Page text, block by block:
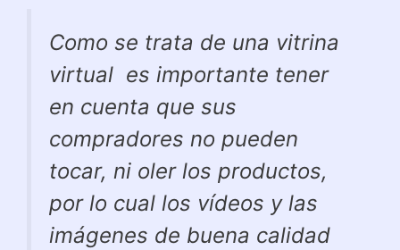
Como se trata de una vitrina
virtual es importante tener
en cuenta que sus
compradores no pueden
tocar, ni oler los productos,
por lo cual los vídeos y las
imágenes de buena calidad